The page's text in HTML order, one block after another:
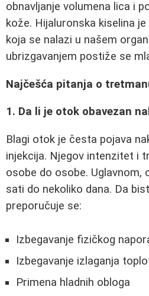
obnavljanje volumena lica i
kože. Hijaluronska kiselina
koja se nalazi u našem
ubrizgavanjem postiže se
Najčešća pitanja o
1. Da li je otok obavezan
Blagi otok je česta pojava
injekcija. Njegov intenzitet i
osobe do osobe. Uglavnom,
sati do nekoliko dana. Da
preporučuje se:
Izbegavanje fizičkog
Izbegavanje izlaganja
Primena hladnih obloga